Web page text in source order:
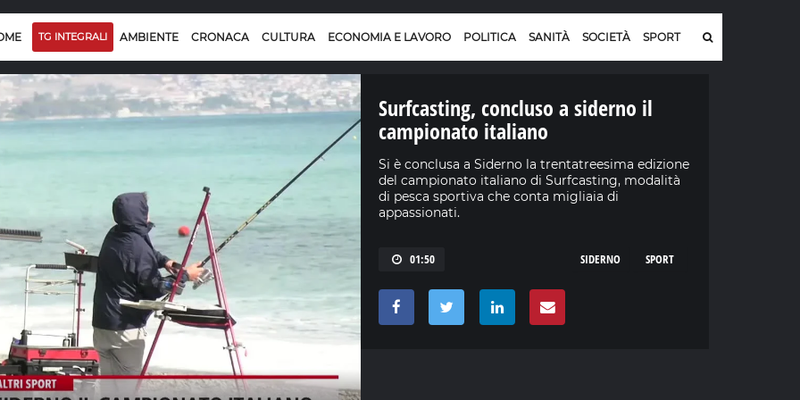
TG INTEGRALI AMBIENTE CRONACA CULTURA ECONOMIA E LAVORO POLITICA SANITÀ SOCIETÀ SPORT
Surfcasting, concluso a siderno il
campionato italiano
Si è conclusa a Siderno la trentatreesima edizione
del campionato italiano di Surfcasting, modalità
di pesca sportiva che conta migliaia di
appassionati.
01:50 SPORT
SIDERNO